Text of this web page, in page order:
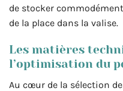
de stocker
de la place dans la valise.
Les matières
l’optimisation du
Au cœur de la sélection